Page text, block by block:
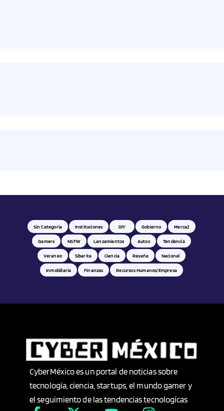
Sin Categoría Instituciones DIY Gobierno Merca2
Gamers NSFW Lanzamientos Autos Tendencia
Veraneo Sibarita Ciencia Reseña Nacional
Inmobiliaria Finanzas Recursos Humanos/empresa
CyberMéxico es un portal de noticias sobre
tecnología, ciencia, startups, el mundo gamer y
el seguimiento de las tendencias tecnologícas